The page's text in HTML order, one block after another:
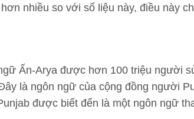
nhiều so với số liệu này, điều này
Ấn-Arya được hơn 100 triệu người
là ngôn ngữ của cộng đồng người
được biết đến là một ngôn ngữ